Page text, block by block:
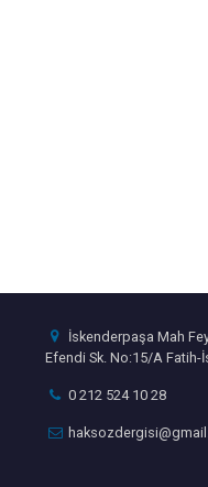
İskenderpaşa Mah
Efendi Sk. No:15/A Fatih-
0 212 524 10 28